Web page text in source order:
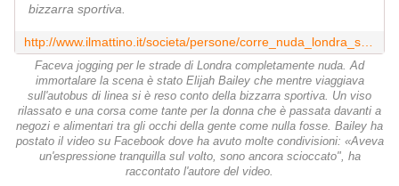
bizzarra sportiva.
Faceva jogging per le strade di Londra completamente nuda. Ad
immortalare la scena è stato Elijah Bailey che mentre viaggiava
sull'autobus di linea si è reso conto della bizzarra sportiva. Un viso
rilassato e una corsa come tante per la donna che è passata davanti a
negozi e alimentari tra gli occhi della gente come nulla fosse. Bailey ha
postato il video su Facebook dove ha avuto molte condivisioni: «Aveva
un'espressione tranquilla sul volto, sono ancora scioccato", ha
raccontato l'autore del video.